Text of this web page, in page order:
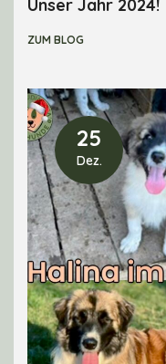
Unser Jahr 2024!
ZUM BLOG
25
Dez.